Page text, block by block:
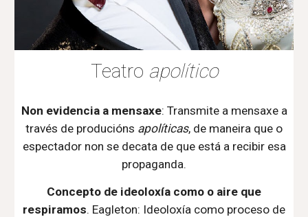
Teatro apolítico
Non evidencia a mensaxe: Transmitea mensaxe a
través de producións apolíticas, de maneira que o
espectador non se decata de que está a recibir esa
propaganda.
Concepto de ideoloxía como o aire que
respiramos. Eagleton: Ideoloxía como proceso de